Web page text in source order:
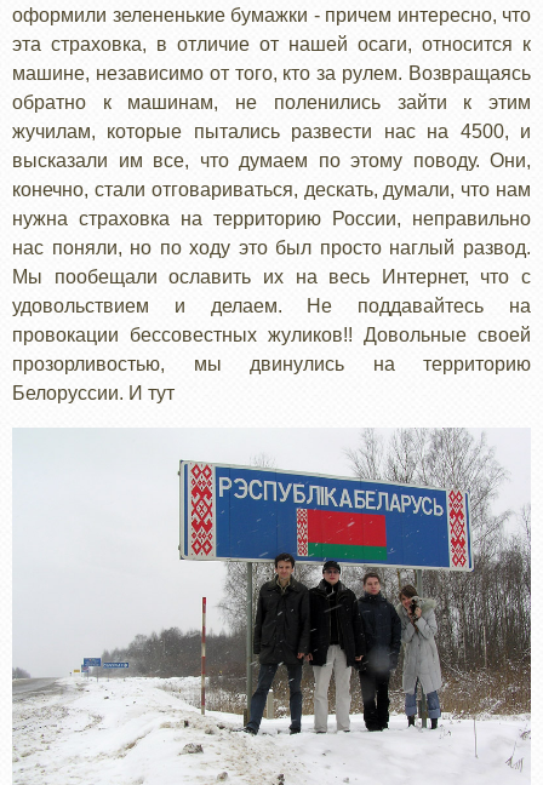
оформили зелененькие бумажки - причем интересно, что
эта страховка, в отличие от нашей осаги, относится к
машине, независимо от того, кто за рулем. Возвращаясь
обратно к машинам, не поленились зайти к этим
жучилам, которые пытались развести нас на 4500, и
высказали им все, что думаем по этому поводу. Они,
конечно, стали отговариваться, дескать, думали, что нам
нужна страховка на территорию России, неправильно
нас поняли, но по ходу это был просто наглый развод.
Мы пообещали ославить их на весь Интернет, что с
удовольствием и делаем. Не поддавайтесь на
провокации бессовестных жуликов!! Довольные своей
прозорливостью, мы двинулись на территорию
Белоруссии. И тут